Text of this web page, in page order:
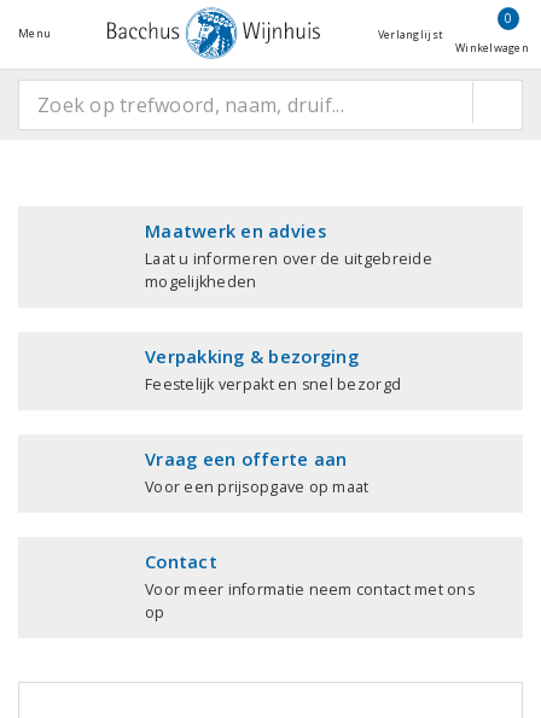
Menu Verlanglijst
0
Winkelwagen
Maatwerk en advies
Laat u informeren over de uitgebreide
mogelijkheden
Verpakking & bezorging
Feestelijk verpakt en snel bezorgd
Vraag een offerte aan
Voor een prijsopgave op maat
Contact
Voor meer informatie neem contact met ons
op